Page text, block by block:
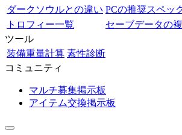
ダークソウルとの違い PCの推奨スペッ
トロフィー一覧
セーブデータの
ツール
装備重量計算 素性診断
コミュニティ
マルチ募集掲示板
アイテム交換掲示板